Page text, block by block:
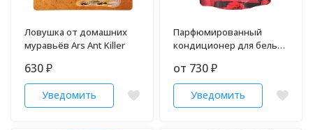
Ловушка от домашних
муравьёв Ars Ant Killer
630₽
Уведомить
Парфюмированный
кондиционер для белья
от 730₽
Уведомить